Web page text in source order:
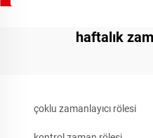
haftalık
çoklu zamanlayıcı rölesi